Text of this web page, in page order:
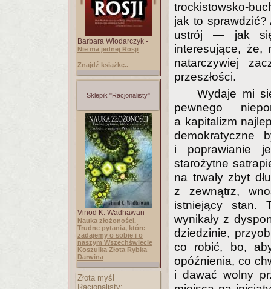
Barbara Włodarczyk -
Nie ma jednej Rosji
Znajdź książkę..
Sklepik "Racjonalisty"
Vinod K. Wadhawan -
Nauka złożoności.
Trudne pytania, które
zadajemy o sobie i o
naszym Wszechświecie
Koszulka Złota Rybka
Darwina
Złota myśl
Racjonalisty:
trockistowsko-
jak to sprawdzić?
ustrój — jak się
interesujące, że,
natarczywiej
przeszłości.
Wydaje mi
pewnego
a kapitalizm
demokratyczne
i poprawianie
starożytne
na trwały zbyt
z zewnątrz,
istniejący stan.
wynikały z
dziedzinie,
co robić, bo,
opóźnienia, co
i dawać wolny